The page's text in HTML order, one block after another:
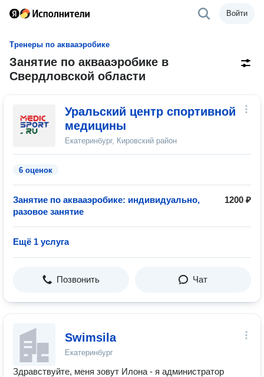
Войти
Тренеры по аквааэробике
Занятие по аквааэробике в
Свердловской области
Уральский центр спортивной
медицины
Екатеринбург, Кировский район
6 оценок
Занятие по аквааэробике: индивидуально,
разовое занятие
1200 ₽
Ещё 1 услуга
Позвонить Чат
Swimsila
Екатеринбург
Здравствуйте, меня зовут Илона - я администратор